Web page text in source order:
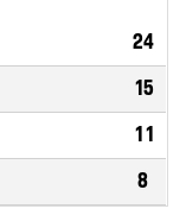
24
15
11
8